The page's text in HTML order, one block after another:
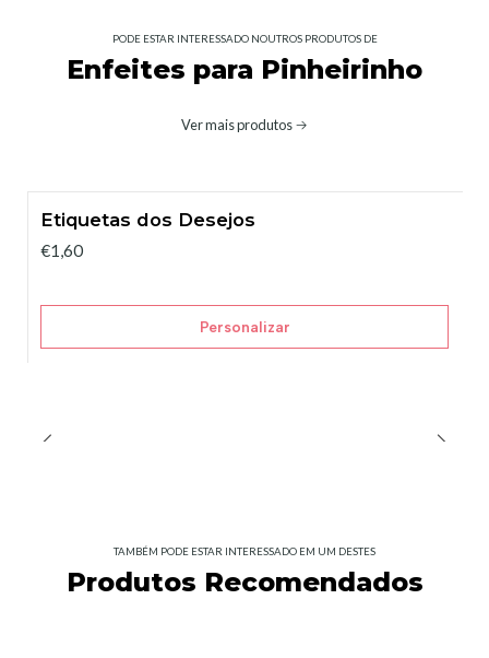
PODE ESTAR INTERESSADO NOUTROS PRODUTOS DE
Enfeites para Pinheirinho
Ver mais produtos
Etiquetas dos Desejos
€1,60
Personalizar
TAMBÉM PODE ESTAR INTERESSADO EM UM DESTES
Produtos Recomendados